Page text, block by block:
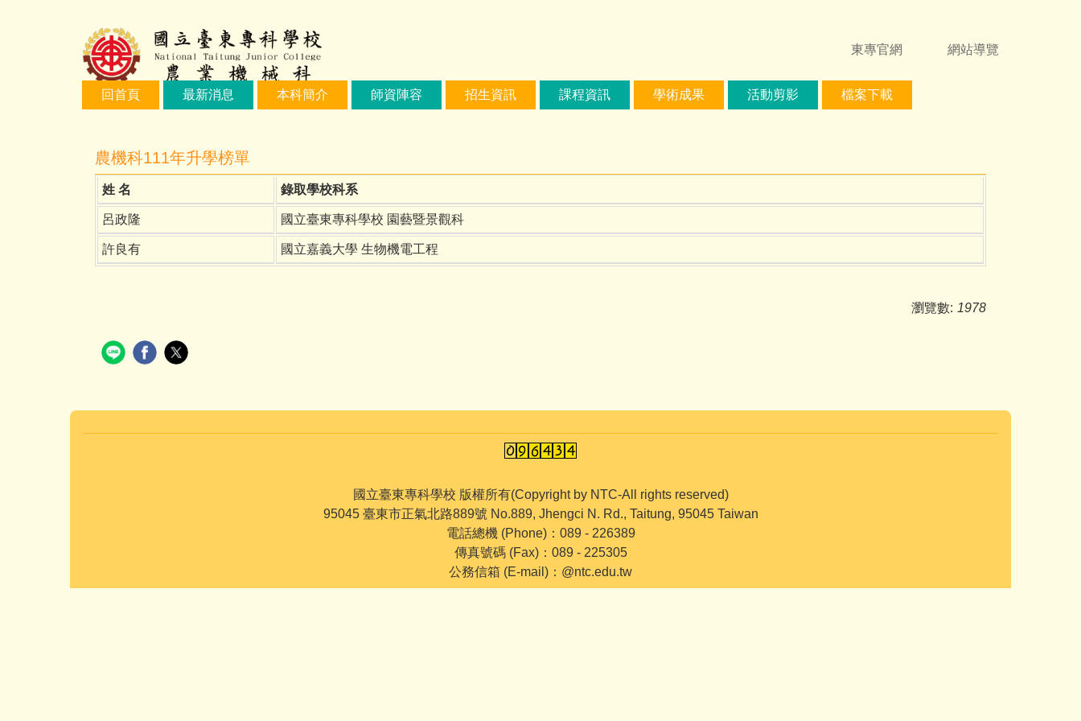
東專官網 網站導覽
回首頁 最新消息 本科簡介 師資陣容 招生資訊 課程資訊 學術成果 活動剪影 檔案下載
農機科111年升學榜單
姓 名 錄取學校科系
呂政隆 國立臺東專科學校 園藝暨景觀科
許良有 國立嘉義大學 生物機電工程
瀏覽數: 1978
國立臺東專科學校 版權所有(Copyright by NTC-All rights reserved)
95045 臺東市正氣北路889號 No.889, Jhengci N. Rd., Taitung, 95045 Taiwan
電話總機 (Phone)：089 - 226389
傳真號碼 (Fax)：089 - 225305
公務信箱 (E-mail)：@ntc.edu.tw